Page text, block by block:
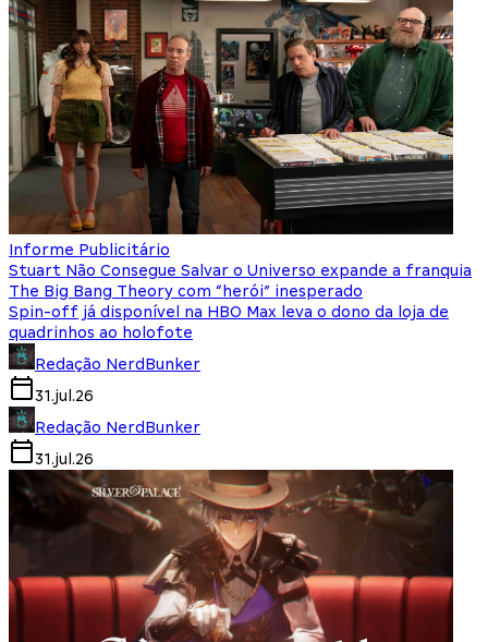
Informe Publicitário
Stuart Não Consegue Salvar o Universo expande a franquia
The Big Bang Theory com “herói” inesperado
Spin-off já disponível na HBO Max leva o dono da loja de
quadrinhos ao holofote
Redação NerdBunker
31.jul.26
Redação NerdBunker
31.jul.26